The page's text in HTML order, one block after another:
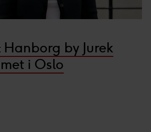
Hanborg by Jurek
i Oslo